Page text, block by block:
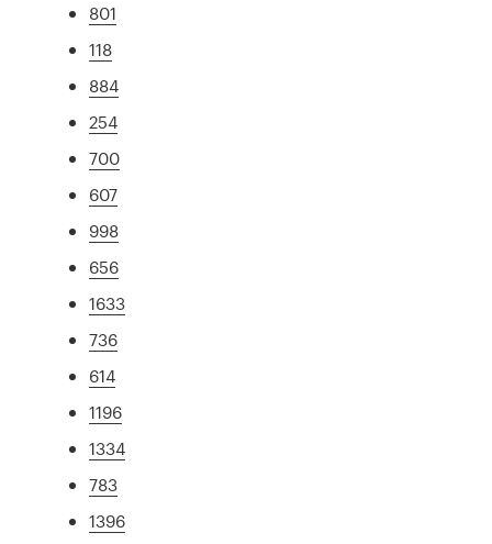
801
118
884
254
700
607
998
656
1633
736
614
1196
1334
783
1396